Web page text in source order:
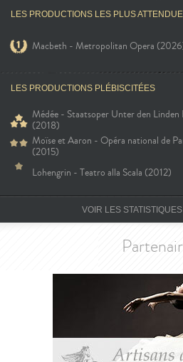
LES PRODUCTIONS LES PLUS
Macbeth - Metropolitan Opera
LES PRODUCTIONS PLÉBISCITÉES
Médée - Staatsoper Unter den Linden
(2018)
Moïse et Aaron - Opéra national de
(2015)
Lohengrin - Teatro alla Scala (2012)
VOIR LES